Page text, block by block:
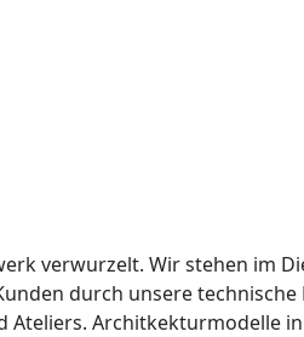
verwurzelt. Wir stehen im
durch unsere
Ateliers. Architkekturmodelle